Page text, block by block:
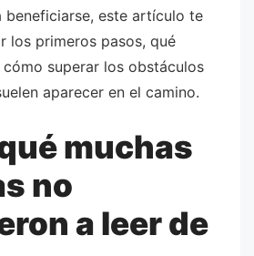
beneficiarse, este artículo te
los primeros pasos, qué
superar los obstáculos
aparecer en el camino.
muchas
no
a leer de